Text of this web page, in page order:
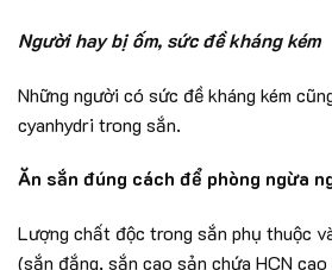
Người hay bị ốm, sức đề kháng kém
Những người có sức đề kháng kém
cyanhydri trong sắn.
Ăn sắn đúng cách để phòng ngừa
Lượng chất độc trong sắn phụ thuộc
(sắn đắng, sắn cao sản chứa HCN